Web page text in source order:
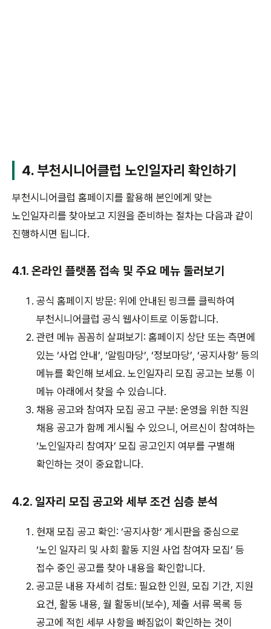
4. 부천시니어클럽 노인일자리 확인하기
부천시니어클럽 홈페이지를 활용해 본인에게 맞는
노인일자리를 찾아보고 지원을 준비하는 절차는 다음과 같이
진행하시면 됩니다.
4.1. 온라인 플랫폼 접속 및 주요 메뉴 둘러보기
공식 홈페이지 방문: 위에 안내된 링크를 클릭하여
부천시니어클럽 공식 웹사이트로 이동합니다.
관련 메뉴 꼼꼼히 살펴보기: 홈페이지 상단 또는 측면에
있는 ‘사업 안내’, ‘알림마당’, ‘정보마당’, ‘공지사항’ 등의
메뉴를 확인해 보세요. 노인일자리 모집 공고는 보통 이
메뉴 아래에서 찾을 수 있습니다.
채용 공고와 참여자 모집 공고 구분: 운영을 위한 직원
채용 공고가 함께 게시될 수 있으니, 어르신이 참여하는
‘노인일자리 참여자’ 모집 공고인지 여부를 구별해
확인하는 것이 중요합니다.
4.2. 일자리 모집 공고와 세부 조건 심층 분석
현재 모집 공고 확인: ‘공지사항’ 게시판을 중심으로
‘노인 일자리 및 사회 활동 지원 사업 참여자 모집’ 등
접수 중인 공고를 찾아 내용을 확인합니다.
공고문 내용 자세히 검토: 필요한 인원, 모집 기간, 지원
요건, 활동 내용, 월 활동비(보수), 제출 서류 목록 등
공고에 적힌 세부 사항을 빠짐없이 확인하는 것이